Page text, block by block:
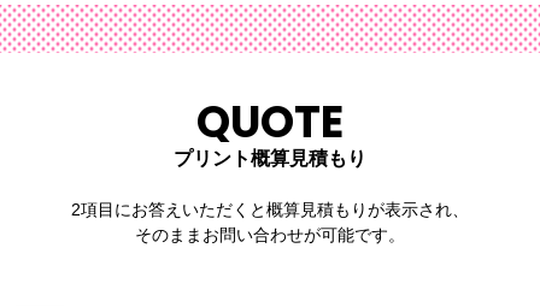
QUOTE
プリント概算見積もり
2項目にお答えいただくと概算見積もりが表示され、
そのままお問い合わせが可能です。